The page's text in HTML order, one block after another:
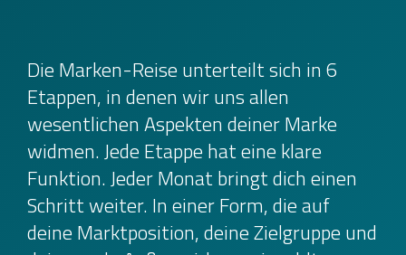
Die Marken-Reise unterteilt sich in 6
Etappen, in denen wir uns allen
wesentlichen Aspekten deiner Marke
widmen. Jede Etappe hat eine klare
Funktion. Jeder Monat bringt dich einen
Schritt weiter. In einer Form, die auf
deine Marktposition, deine Zielgruppe und